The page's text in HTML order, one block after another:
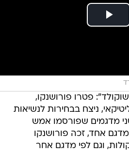
פטרו פורושנקו,
ניצח בבחירות לנשיאות
מדגמים שפורסמו אמש
אחד, זכה פורושנקו
מהקולות, וגם לפי מדגם אחר